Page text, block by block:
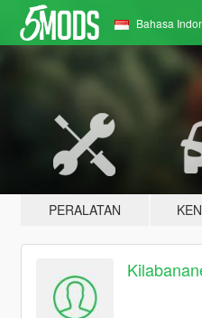
Bahasa
PERALATAN